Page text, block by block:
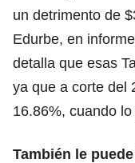
un detrimento de
Edurbe, en
detalla que esas
ya que a corte del
16.86%, cuando
También le